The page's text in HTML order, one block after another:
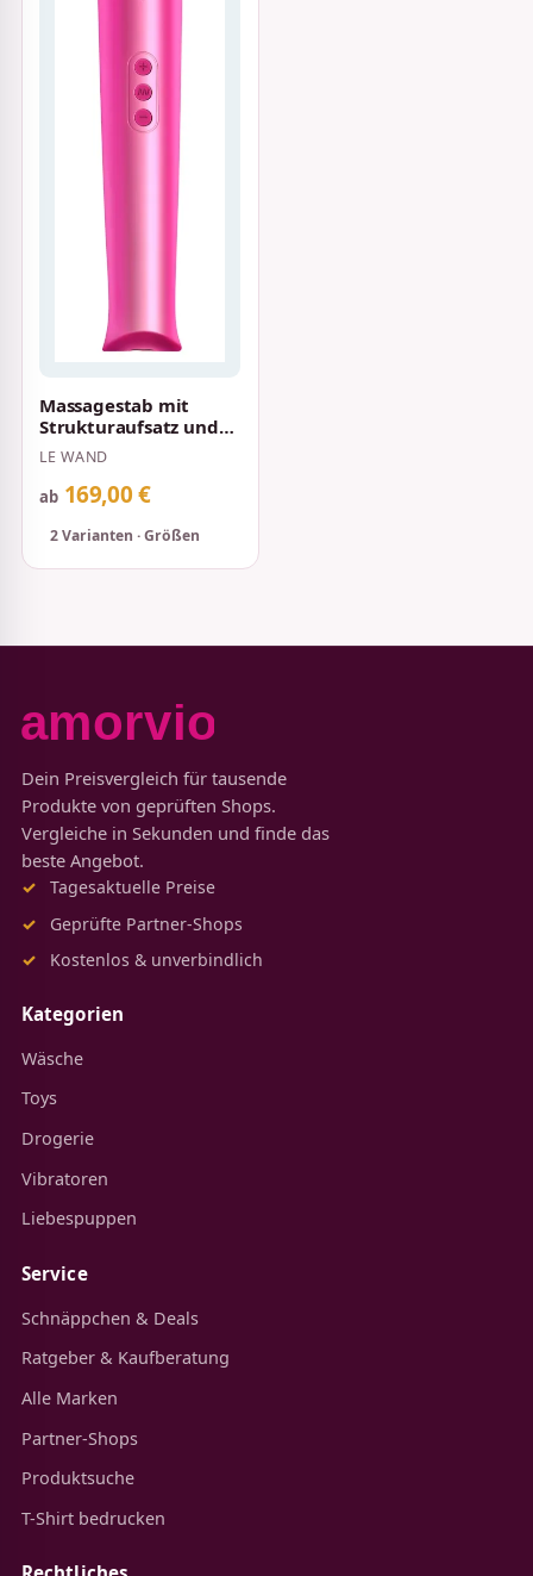
Massagestab mit
Strukturaufsatz und
20 Vibrationsmodi
und 10 Intensitä…
LE WAND
ab169,00 €
2 Varianten · Größen
Dein Preisvergleich für tausende
Produkte von geprüften Shops.
Vergleiche in Sekunden und finde das
beste Angebot.
Tagesaktuelle Preise
Geprüfte Partner-Shops
Kostenlos & unverbindlich
Kategorien
Wäsche
Toys
Drogerie
Vibratoren
Liebespuppen
Service
Schnäppchen & Deals
Ratgeber & Kaufberatung
Alle Marken
Partner-Shops
Produktsuche
T-Shirt bedrucken